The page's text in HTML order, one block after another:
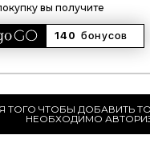
вы получите
140 бонусов
ТОГО ЧТОБЫ ДОБАВИТЬ
НЕОБХОДИМО